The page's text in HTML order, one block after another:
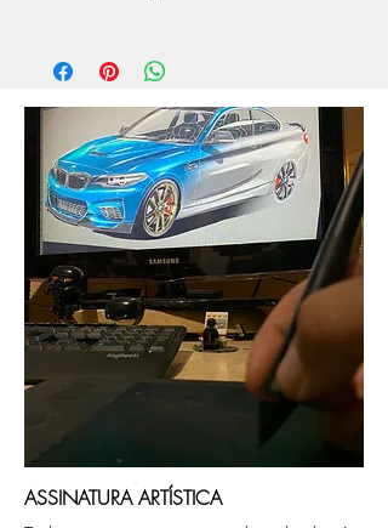
aprox. 5 dias úteis, após a confirmação de
compra.
Após a produçao, seguimos com o envio
no endereço que nos for informado na
compra ou disponibilizaremos para retirada
caso seja sua opção de compra.
ASSINATURA ARTÍSTICA